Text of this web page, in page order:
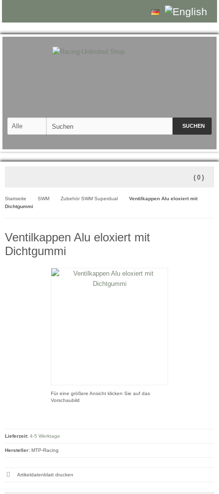
SUCHEN
( 0 )
Startseite SWM Zubehör SWM Superdual
Ventilkappen Alu eloxiert mit
Dichtgummi
Ventilkappen Alu eloxiert mit
Dichtgummi
Für eine größere Ansicht klicken Sie auf das
Vorschaubild
Lieferzeit: 4-5 Werktage
Hersteller: MTP-Racing
Artikeldatenblatt drucken